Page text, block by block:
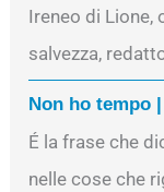
Ireneo di Lione,
salvezza,
Non ho tempo
É la frase che
nelle cose che